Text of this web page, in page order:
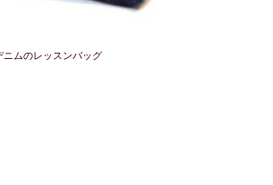
ニムのレッスンバッグ